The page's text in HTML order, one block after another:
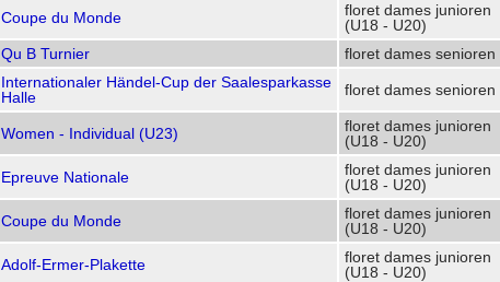
Coupe du Monde
floret dames junioren
(U18 - U20)
Qu B Turnier floret dames senioren
Internationaler Händel-Cup der Saalesparkasse
Halle
floret dames senioren
Women - Individual (U23)
floret dames junioren
(U18 - U20)
Epreuve Nationale
floret dames junioren
(U18 - U20)
Coupe du Monde
floret dames junioren
(U18 - U20)
Adolf-Ermer-Plakette
floret dames junioren
(U18 - U20)